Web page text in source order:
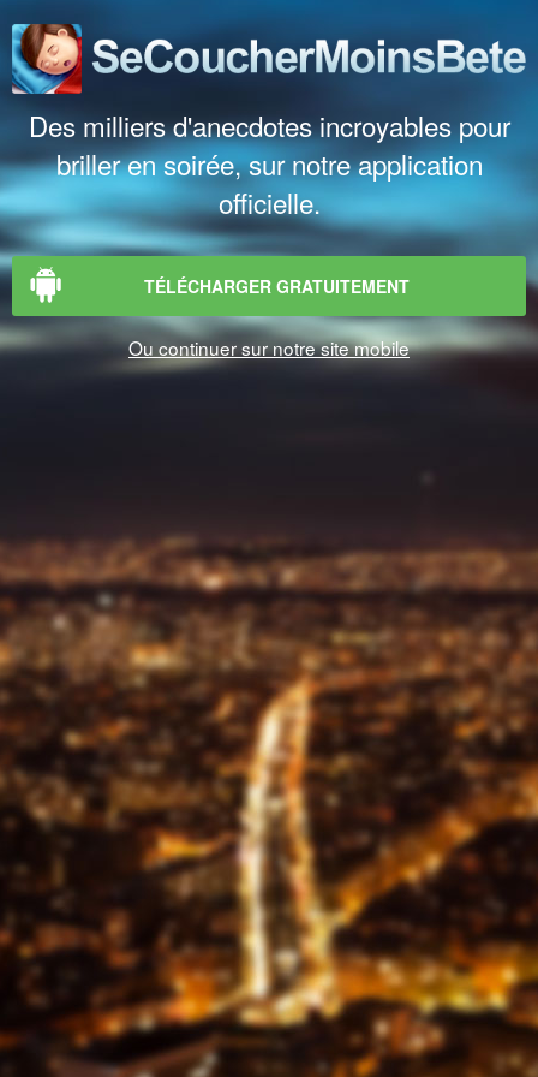
Des milliers d'anecdotes incroyables pour
briller en soirée, sur notre application
officielle.
TÉLÉCHARGER GRATUITEMENT
Ou continuer sur notre site mobile